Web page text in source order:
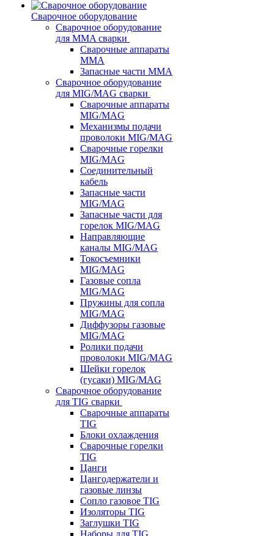
Сварочное оборудование
Сварочное оборудование
для MMA сварки
Сварочные аппараты
MMA
Запасные части MMA
Сварочное оборудование
для MIG/MAG сварки
Сварочные аппараты
MIG/MAG
Механизмы подачи
проволоки MIG/MAG
Сварочные горелки
MIG/MAG
Соединительный
кабель
Запасные части
MIG/MAG
Запасные части для
горелок MIG/MAG
Направляющие
каналы MIG/MAG
Токосъемники
MIG/MAG
Газовые сопла
MIG/MAG
Пружины для сопла
MIG/MAG
Диффузоры газовые
MIG/MAG
Ролики подачи
проволоки MIG/MAG
Шейки горелок
(гусаки) MIG/MAG
Сварочное оборудование
для TIG сварки
Сварочные аппараты
TIG
Блоки охлаждения
Сварочные горелки
TIG
Цанги
Цангодержатели и
газовые линзы
Сопло газовое TIG
Изоляторы TIG
Заглушки TIG
Наборы для TIG